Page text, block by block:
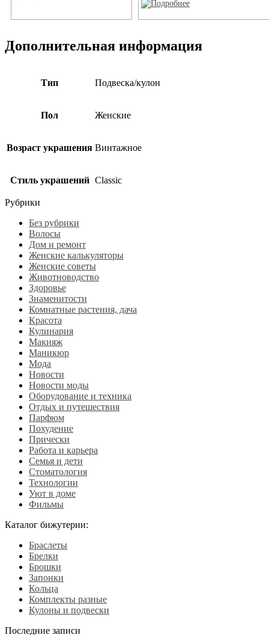
Дополнительная информация
Тип Подвеска/кулон
Пол Женские
Возраст украшения Винтажное
Стиль украшений Classic
Рубрики
Без рубрики
Волосы
Дом и ремонт
Женские калькуляторы
Женские советы
Животноводство
Здоровье
Знаменитости
Комнатные растения, дача
Красота
Кулинария
Макияж
Маникюр
Мода
Новости
Новости моды
Оборудование и техника
Отдых и путешествия
Парфюм
Похудение
Прически
Работа и карьера
Семья и дети
Стоматология
Технологии
Уют в доме
Фильмы
Каталог бижутерии:
Браслеты
Брелки
Брошки
Запонки
Кольца
Комплекты разные
Кулоны и подвески
Последние записи